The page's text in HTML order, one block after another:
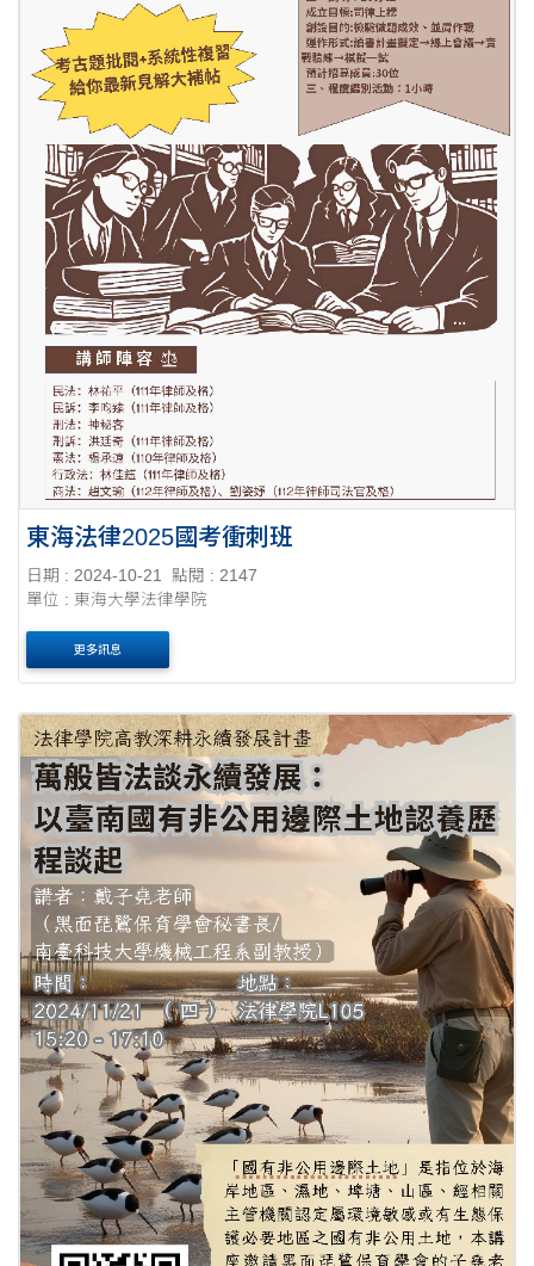
東海法律2025國考衝刺班
日期 : 2024-10-21
點閱 : 2147
單位 : 東海大學法律學院
更多訊息